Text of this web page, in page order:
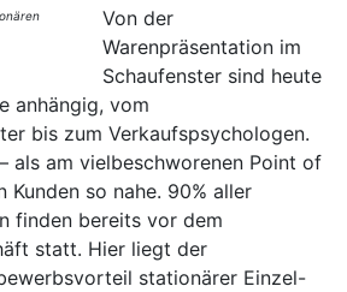
Von der
Warenpräsentation im
Schaufenster sind heute
anhängig, vom
bis zum Verkaufspsychologen.
als am vielbeschworenen Point of
Kunden so nahe. 90% aller
finden bereits vor dem
statt. Hier liegt der
stationärer Einzel-